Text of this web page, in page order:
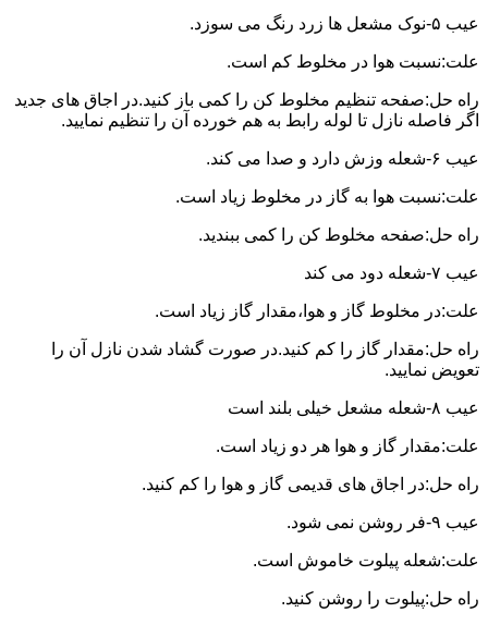
عیب ۵-نوک مشعل ها زرد رنگ می سوزد.
علت:نسبت هوا در مخلوط کم است.
راه حل:صفحه تنظیم مخلوط کن را کمی باز کنید.در اجاق های جدید
اگر فاصله نازل تا لوله رابط به هم خورده آن را تنظیم نمایید.
عیب ۶-شعله وزش دارد و صدا می کند.
علت:نسبت هوا به گاز در مخلوط زیاد است.
راه حل:صفحه مخلوط کن را کمی ببندید.
عیب ۷-شعله دود می کند
علت:در مخلوط گاز و هوا،مقدار گاز زیاد است.
راه حل:مقدار گاز را کم کنید.در صورت گشاد شدن نازل آن را
تعویض نمایید.
عیب ۸-شعله مشعل خیلی بلند است
علت:مقدار گاز و هوا هر دو زیاد است.
راه حل:در اجاق های قدیمی گاز و هوا را کم کنید.
عیب ۹-فر روشن نمی شود.
علت:شعله پیلوت خاموش است.
راه حل:پیلوت را روشن کنید.